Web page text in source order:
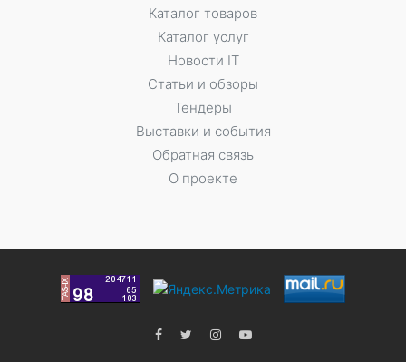
Каталог товаров
Каталог услуг
Новости IT
Статьи и обзоры
Тендеры
Выставки и события
Обратная связь
О проекте